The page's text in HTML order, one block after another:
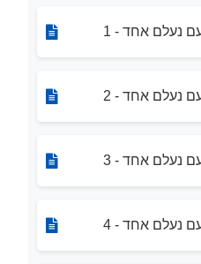
נעלם אחד - 1
נעלם אחד - 2
נעלם אחד - 3
נעלם אחד - 4